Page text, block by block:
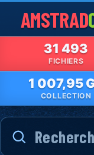
AMSTRAD
31 493
FICHIERS
1 007,95
COLLECTION